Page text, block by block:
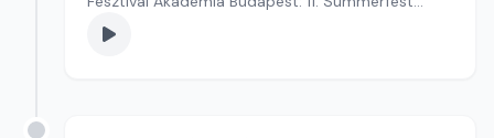
Szerkesztő: Fazekas Gyöngyvér